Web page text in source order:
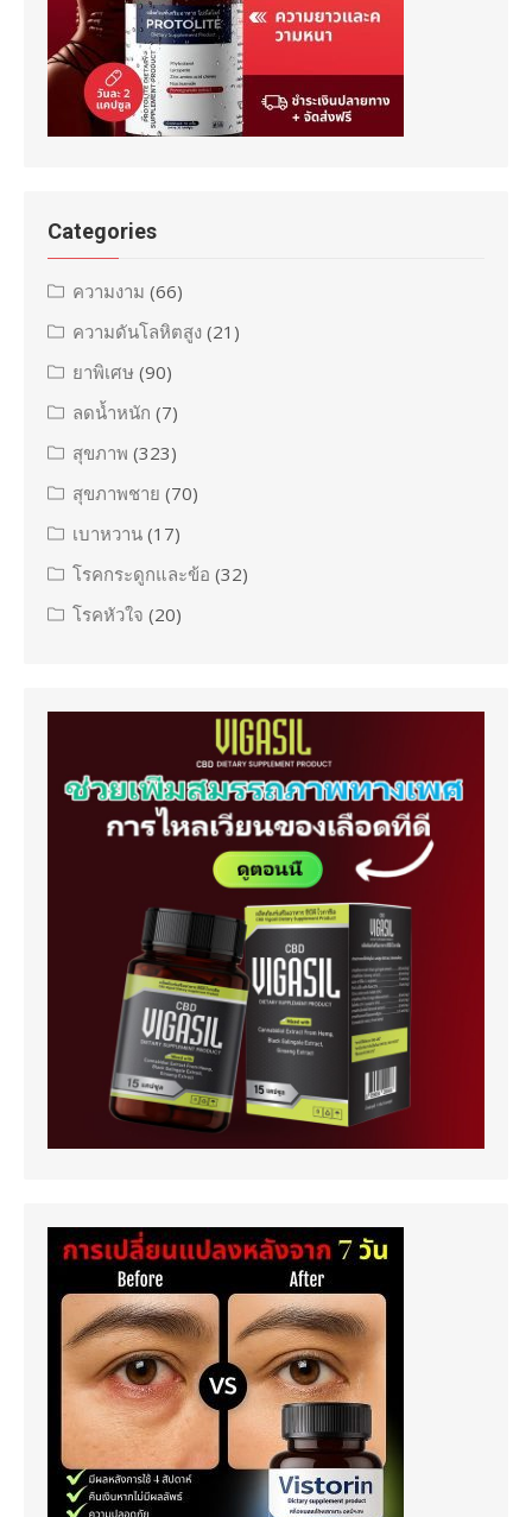
Categories
ความงาม (66)
ความดันโลหิตสูง (21)
ยาพิเศษ (90)
ลดน้ำหนัก (7)
สุขภาพ (323)
สุขภาพชาย (70)
เบาหวาน (17)
โรคกระดูกและข้อ (32)
โรคหัวใจ (20)